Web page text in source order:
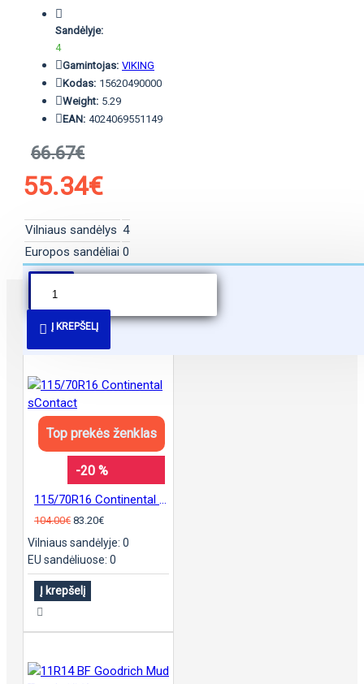
Sandėlyje:
4
Gamintojas: VIKING
Kodas: 15620490000
Weight: 5.29
EAN: 4024069551149
66.67€
55.34€
Vilniaus sandėlys 4
Europos sandėliai 0
Į KREPŠELĮ
PANAŠŪS PASIŪLYMAI
Top prekės ženklas
-20 %
104.00€ 83.20€
Vilniaus sandėlyje: 0
EU sandėliuose: 0
Į krepšelį